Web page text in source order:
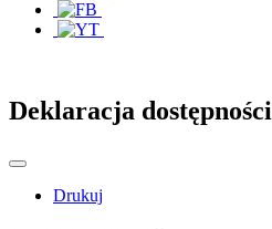
Deklaracja dostępności
Drukuj